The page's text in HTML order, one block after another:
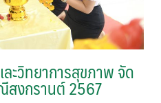
ะวิทยาการสุขภาพ จัด
สงกรานต์ 2567